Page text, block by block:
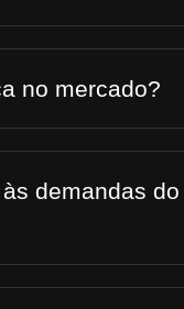
no mercado?
demandas